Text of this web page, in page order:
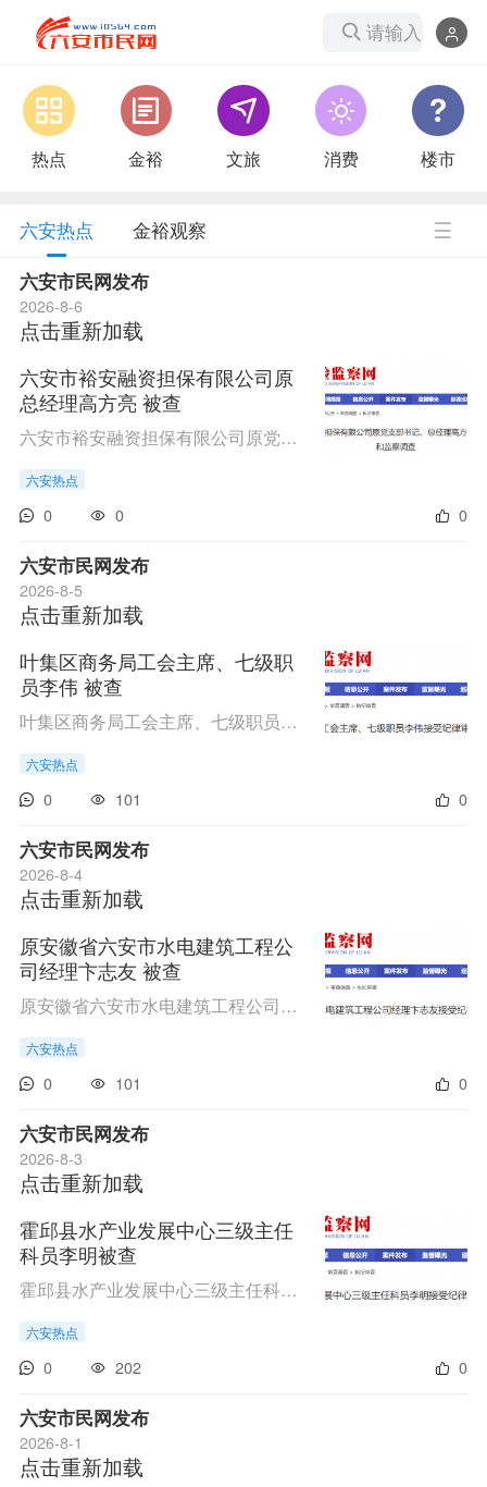
请输入
容...
热点 金裕 文旅 消费 楼市
六安热点
金裕观察
六安市民网发布
2026-8-6
点击重新加载
六安市裕安融资担保有限公司原
总经理高方亮 被查
六安市裕安融资担保有限公司原党支部书记、总经理高方亮涉嫌严重违纪违法，目前正接受六安市裕安区纪委监委纪律审查和监察调查。（六安市裕安区纪委监委）
六安热点
0 0 0
六安市民网发布
2026-8-5
点击重新加载
叶集区商务局工会主席、七级职
员李伟 被查
叶集区商务局工会主席、七级职员李伟涉嫌严重违纪违法，经六安市纪委监委指定管辖，目前正接受裕安区纪委监委纪律审查和监察调查。（裕安区纪委监委）
六安热点
0 101 0
六安市民网发布
2026-8-4
点击重新加载
原安徽省六安市水电建筑工程公
司经理卞志友 被查
原安徽省六安市水电建筑工程公司经理卞志友涉嫌严重违纪违法，目前正接受六安市纪委监委驻市农业农村局纪检监察组纪律审查；经六安市监委指定管辖，接受舒城县监委监察调查。（六安市纪委监委驻市农业农村局纪检监察组、舒城县纪委监委）
六安热点
0 101 0
六安市民网发布
2026-8-3
点击重新加载
霍邱县水产业发展中心三级主任
科员李明被查
霍邱县水产业发展中心三级主任科员李明涉嫌严重违纪违法，目前正接受霍邱县纪委监委纪律审查和监察调查。（霍邱县纪委监委）
六安热点
0 202 0
六安市民网发布
2026-8-1
点击重新加载